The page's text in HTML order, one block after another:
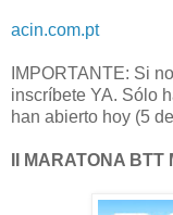
acin.com.pt
IMPORTANTE: Si
inscríbete YA. Sólo
han abierto hoy (5
II MARATONA